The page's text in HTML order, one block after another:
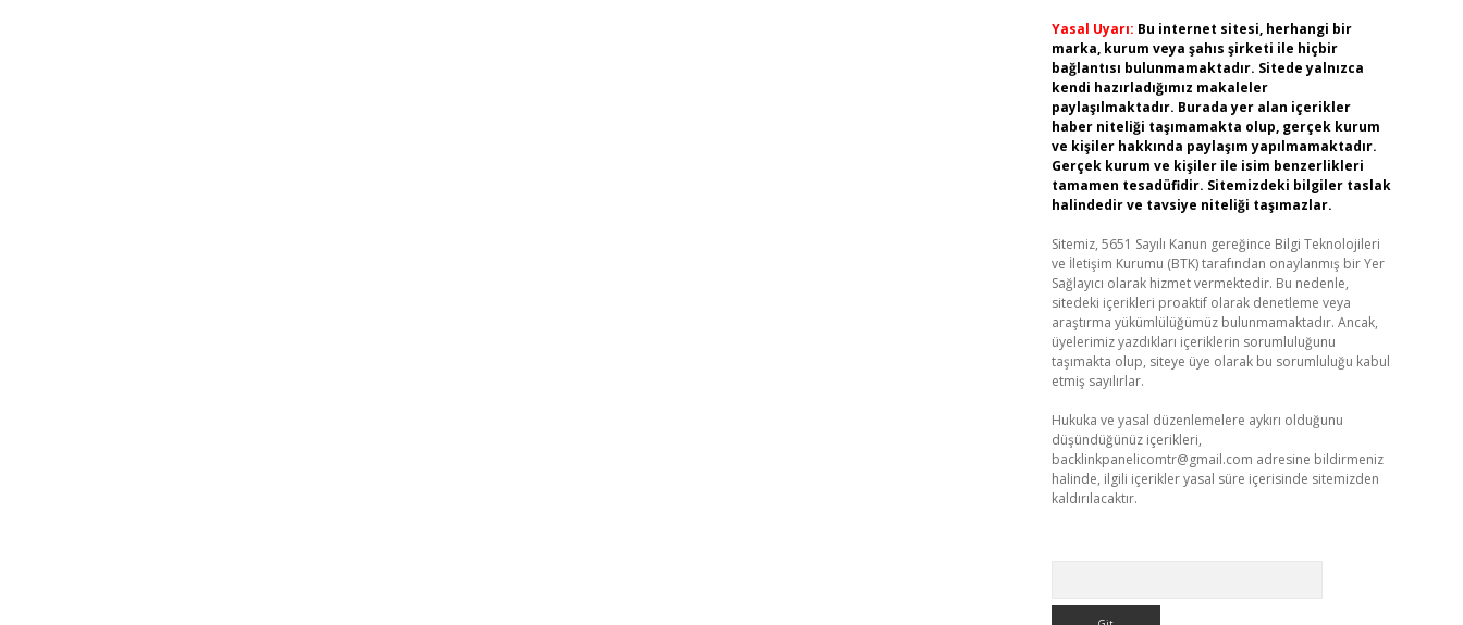
Yasal Uyarı: Bu internet sitesi, herhangi bir
marka, kurum veya şahıs şirketi ile hiçbir
bağlantısı bulunmamaktadır. Sitede yalnızca
kendi hazırladığımız makaleler
paylaşılmaktadır. Burada yer alan içerikler
haber niteliği taşımamakta olup, gerçek kurum
ve kişiler hakkında paylaşım yapılmamaktadır.
Gerçek kurum ve kişiler ile isim benzerlikleri
tamamen tesadüfidir. Sitemizdeki bilgiler taslak
halindedir ve tavsiye niteliği taşımazlar.
Sitemiz, 5651 Sayılı Kanun gereğince Bilgi Teknolojileri
ve İletişim Kurumu (BTK) tarafından onaylanmış bir Yer
Sağlayıcı olarak hizmet vermektedir. Bu nedenle,
sitedeki içerikleri proaktif olarak denetleme veya
araştırma yükümlülüğümüz bulunmamaktadır. Ancak,
üyelerimiz yazdıkları içeriklerin sorumluluğunu
taşımakta olup, siteye üye olarak bu sorumluluğu kabul
etmiş sayılırlar.
Hukuka ve yasal düzenlemelere aykırı olduğunu
düşündüğünüz içerikleri,
backlinkpanelicomtr@gmail.com adresine bildirmeniz
halinde, ilgili içerikler yasal süre içerisinde sitemizden
kaldırılacaktır.